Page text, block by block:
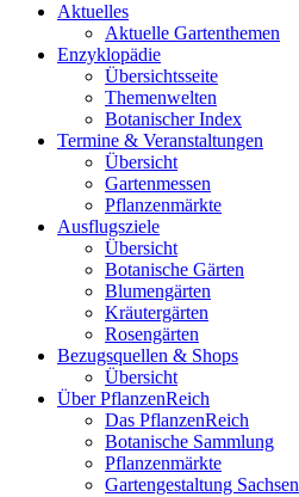
Aktuelles
Aktuelle Gartenthemen
Enzyklopädie
Übersichtsseite
Themenwelten
Botanischer Index
Termine & Veranstaltungen
Übersicht
Gartenmessen
Pflanzenmärkte
Ausflugsziele
Übersicht
Botanische Gärten
Blumengärten
Kräutergärten
Rosengärten
Bezugsquellen & Shops
Übersicht
Über PflanzenReich
Das PflanzenReich
Botanische Sammlung
Pflanzenmärkte
Gartengestaltung Sachsen